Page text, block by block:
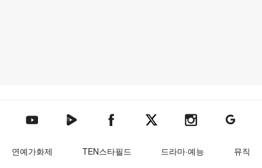
텐아시아 유튜브텐아시아 네이버TV텐아시아 페이스북텐아시아 엑스텐아시아 인스타그램
텐아시아
연예가화제 TEN스타필드 드라마·예능
뮤직